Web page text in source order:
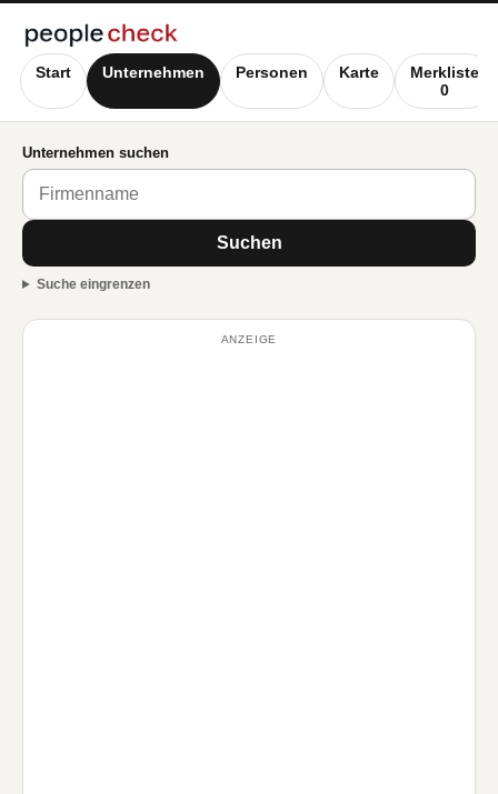
Start Unternehmen Personen Karte
Merkliste
0
Unternehmen suchen
Suchen
Suche eingrenzen
ANZEIGE